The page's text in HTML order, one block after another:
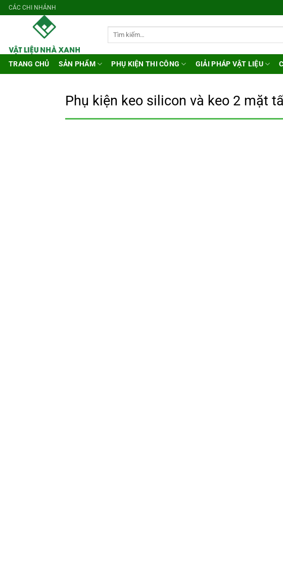
Bỏ
qua
dung
CÁC CHI NHÁNH
TRANG CHỦ SẢN PHẨM PHỤ KIỆN THI CÔNG GIẢI PHÁP VẬT LIỆU
Phụ kiện keo silicon và keo 2 mặt